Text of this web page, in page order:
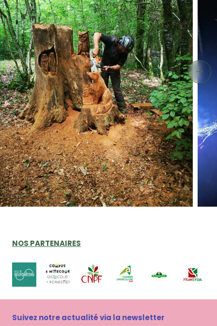
NOS PARTENAIRES
Suivez notre actualité via la newsletter